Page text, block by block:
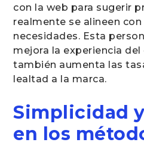
con la web para sugerir
realmente se alineen
necesidades. Esta
mejora la experiencia
también aumenta las
lealtad a la marca.
Simplicidad
en los